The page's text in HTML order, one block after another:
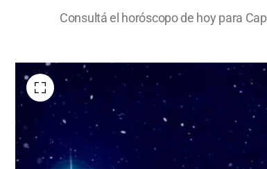
Consultá el horóscopo de hoy para